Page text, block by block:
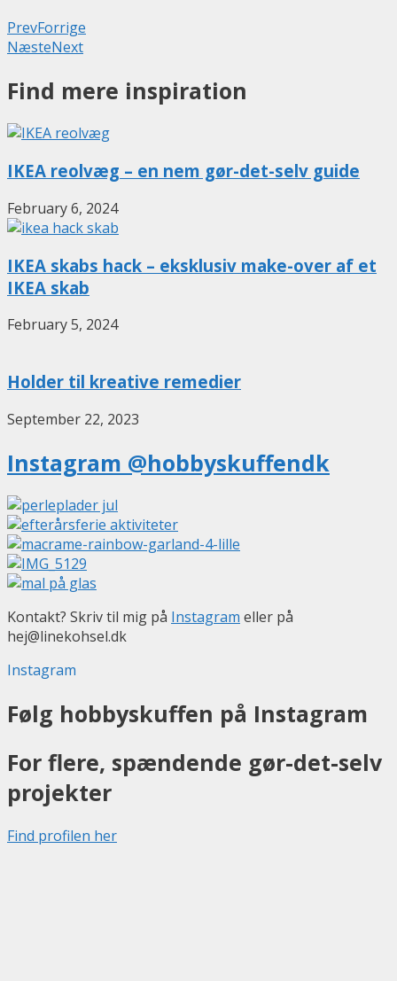
PrevForrige
NæsteNext
Find mere inspiration
IKEA reolvæg – en nem gør-det-selv guide
February 6, 2024
IKEA skabs hack – eksklusiv make-over af et
IKEA skab
February 5, 2024
Holder til kreative remedier
September 22, 2023
Instagram @hobbyskuffendk
Kontakt? Skriv til mig på Instagram eller på
hej@linekohsel.dk
Instagram
Følg hobbyskuffen på Instagram
For flere, spændende gør-det-selv
projekter
Find profilen her